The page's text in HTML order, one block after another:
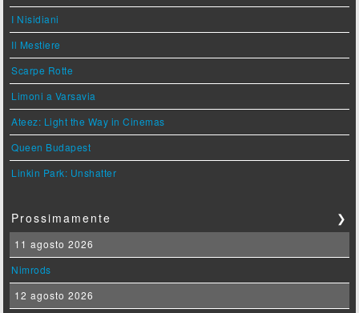
I Nisidiani
Il Mestiere
Scarpe Rotte
Limoni a Varsavia
Ateez: Light the Way in Cinemas
Queen Budapest
Linkin Park: Unshatter
Prossimamente ❯
11 agosto 2026
Nimrods
12 agosto 2026